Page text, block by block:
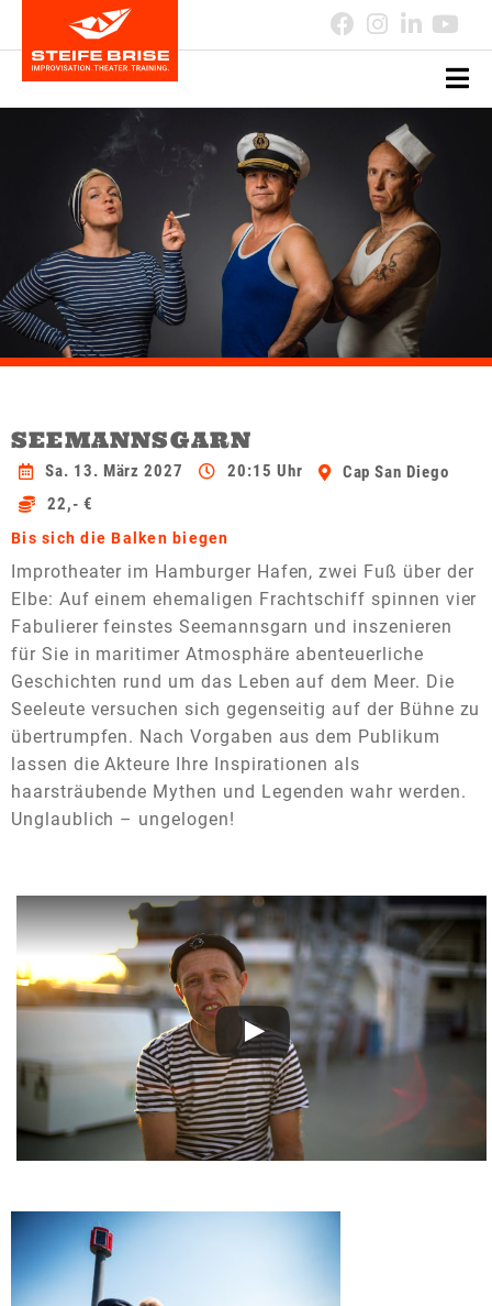
SEEMANNSGARN
Sa. 13. März 2027 20:15 Uhr
Cap San Diego
22,- €
Bis sich die Balken biegen
Improtheater im Hamburger Hafen, zwei Fuß über der
Elbe: Auf einem ehemaligen Frachtschiff spinnen vier
Fabulierer feinstes Seemannsgarn und inszenieren
für Sie in maritimer Atmosphäre abenteuerliche
Geschichten rund um das Leben auf dem Meer. Die
Seeleute versuchen sich gegenseitig auf der Bühne zu
übertrumpfen. Nach Vorgaben aus dem Publikum
lassen die Akteure Ihre Inspirationen als
haarsträubende Mythen und Legenden wahr werden.
Unglaublich – ungelogen!
Dieses Video auf YouTube ansehen